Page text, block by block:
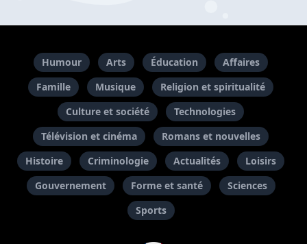
Humour Arts Éducation
Affaires
Famille
Musique
Religion et spiritualité
Culture et société
Technologies
Télévision et cinéma
Romans et nouvelles
Histoire
Criminologie Actualités
Loisirs
Gouvernement
Forme et santé
Sciences
Sports